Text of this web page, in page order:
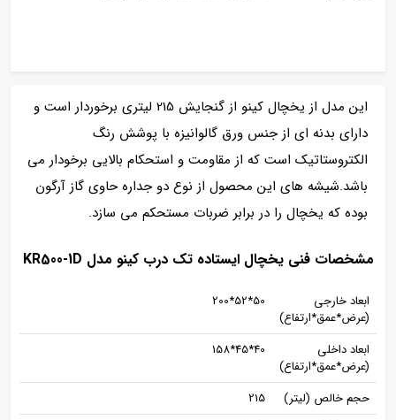
این مدل از یخچال کینو از گنجایش 215 لیتری برخوردار است و
دارای بدنه ای از جنس ورق گالوانیزه با پوشش رنگ
الکتروستاتیک است که از مقاومت و استحکام بالایی برخودار می
باشد.شیشه های این محصول از نوع دو جداره حاوی گاز آرگون
بوده که یخچال را در برابر ضربات مستحکم می سازد.
مشخصات فنی یخچال ایستاده تک درب کینو مدل KR500-1D
ابعاد خارجی
(عرض*عمق*ارتفاع)
50*52*200
ابعاد داخلی
(عرض*عمق*ارتفاع)
40*45*158
حجم خالص (لیتر)
215